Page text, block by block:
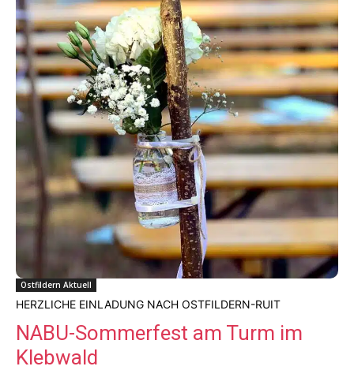
Ostfildern Aktuell
HERZLICHE EINLADUNG NACH OSTFILDERN-RUIT
NABU-Sommerfest am Turm im
Klebwald